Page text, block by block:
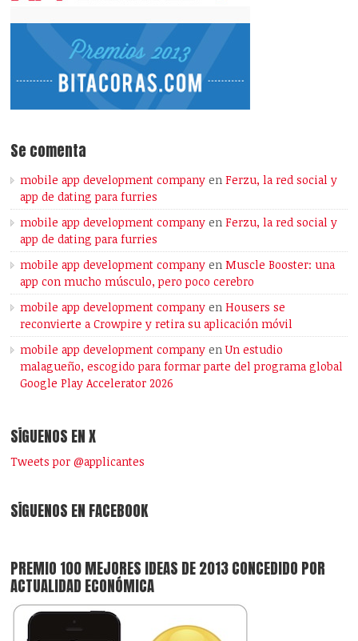
Se comenta
mobile app development company enFerzu, la red social y
app de dating para furries
mobile app development company enFerzu, la red social y
app de dating para furries
mobile app development company enMuscle Booster: una
app con mucho músculo, pero poco cerebro
mobile app development company enHousers se
reconvierte a Crowpire y retira su aplicación móvil
mobile app development company enUn estudio
malagueño, escogido para formar parte del programa global
Google Play Accelerator 2026
SÍGUENOS EN X
Tweets por @applicantes
SÍGUENOS EN FACEBOOK
PREMIO 100 MEJORES IDEAS DE 2013 CONCEDIDO POR
ACTUALIDAD ECONÓMICA